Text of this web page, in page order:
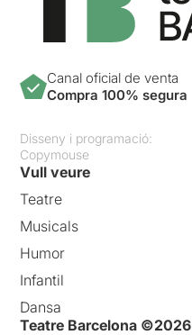
Canal oficial de venta
Compra 100% segura
Disseny i programació:
Copymouse
Vull veure
Teatre
Musicals
Humor
Infantil
Dansa
Teatre Barcelona ©2026